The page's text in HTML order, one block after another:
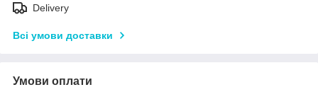
Delivery
Всі умови доставки
Умови оплати